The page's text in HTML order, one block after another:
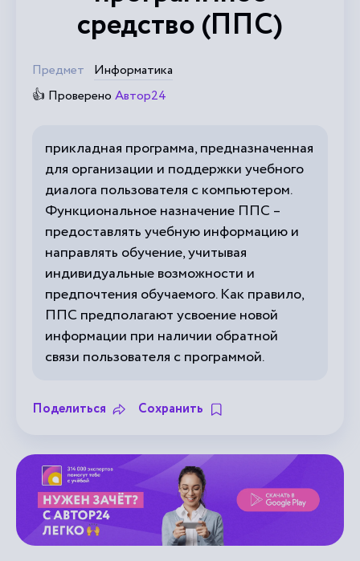
средство (ППС)
Предмет
Информатика
👍 Проверено Автор24
прикладная программа, предназначенная
для организации и поддержки учебного
диалога пользователя с компьютером.
Функциональное назначение ППС –
предоставлять учебную информацию и
направлять обучение, учитывая
индивидуальные возможности и
предпочтения обучаемого. Как правило,
ППС предполагают усвоение новой
информации при наличии обратной
связи пользователя с программой.
Поделиться Сохранить